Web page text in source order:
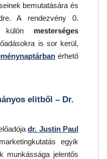
bemutatására és
A rendezvény 0.
mesterséges
is sor kerül,
érhető
elitből – Dr.
dr. Justin Paul
egyik
munkássága jelentős